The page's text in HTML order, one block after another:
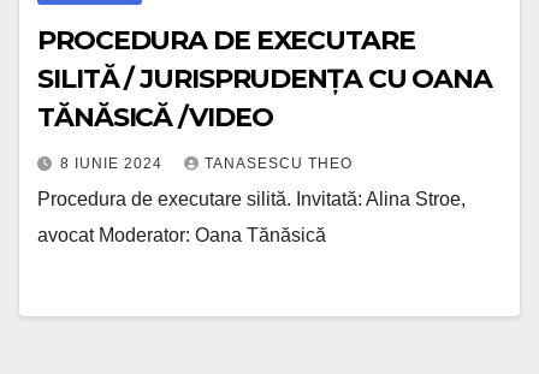
PROCEDURA DE EXECUTARE
SILITĂ / JURISPRUDENȚA CU OANA
TĂNĂSICĂ /VIDEO
8 IUNIE 2024 TANASESCU THEO
Procedura de executare silită. Invitată: Alina Stroe,
avocat Moderator: Oana Tănăsică